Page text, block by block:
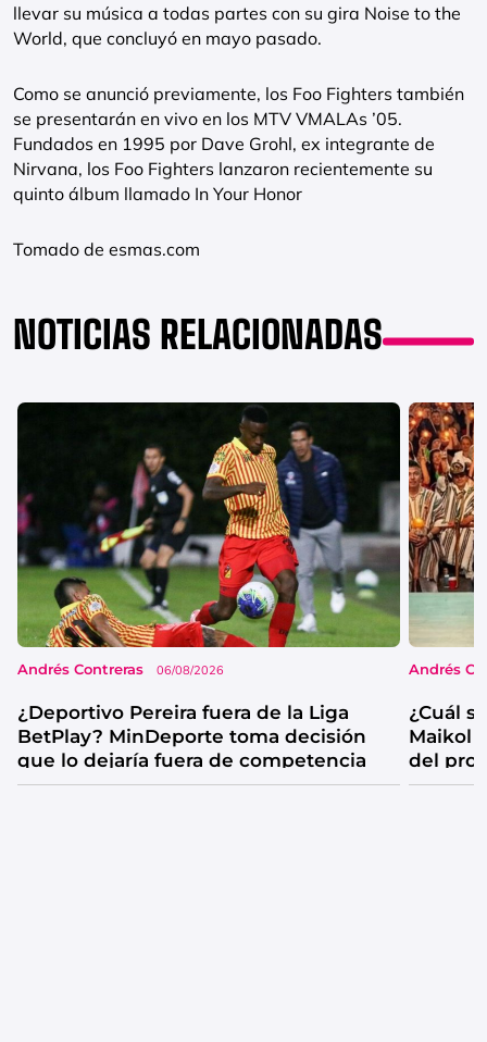
llevar su música a todas partes con su gira Noise to the
World, que concluyó en mayo pasado.
Como se anunció previamente, los Foo Fighters también
se presentarán en vivo en los MTV VMALAs ’05.
Fundados en 1995 por Dave Grohl, ex integrante de
Nirvana, los Foo Fighters lanzaron recientemente su
quinto álbum llamado In Your Honor
Tomado de esmas.com
NOTICIAS RELACIONADAS
Andrés Contreras 06/08/2026
¿Deportivo Pereira fuera de la Liga
BetPlay? MinDeporte toma decisión
que lo dejaría fuera de competencia
Andrés
¿Cuál
Maikol
del